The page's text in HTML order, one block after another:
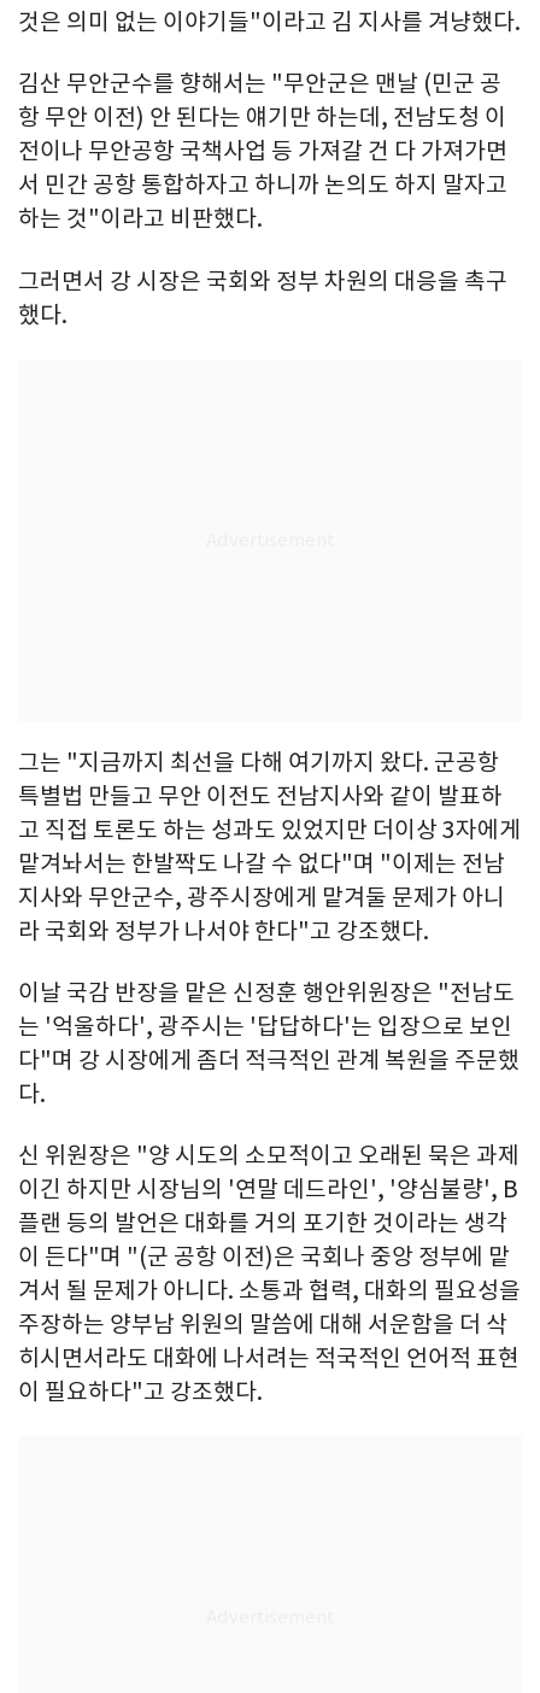
것은 의미 없는 이야기들"이라고 김 지사를 겨냥했다.
김산 무안군수를 향해서는 "무안군은 맨날 (민군 공
항 무안 이전) 안 된다는 얘기만 하는데, 전남도청 이
전이나 무안공항 국책사업 등 가져갈 건 다 가져가면
서 민간 공항 통합하자고 하니까 논의도 하지 말자고
하는 것"이라고 비판했다.
그러면서 강 시장은 국회와 정부 차원의 대응을 촉구
했다.
그는 "지금까지 최선을 다해 여기까지 왔다. 군공항
특별법 만들고 무안 이전도 전남지사와 같이 발표하
고 직접 토론도 하는 성과도 있었지만 더이상 3자에게
맡겨놔서는 한발짝도 나갈 수 없다"며 "이제는 전남
지사와 무안군수, 광주시장에게 맡겨둘 문제가 아니
라 국회와 정부가 나서야 한다"고 강조했다.
이날 국감 반장을 맡은 신정훈 행안위원장은 "전남도
는 '억울하다', 광주시는 '답답하다'는 입장으로 보인
다"며 강 시장에게 좀더 적극적인 관계 복원을 주문했
다.
신 위원장은 "양 시도의 소모적이고 오래된 묵은 과제
이긴 하지만 시장님의 '연말 데드라인', '양심불량', B
플랜 등의 발언은 대화를 거의 포기한 것이라는 생각
이 든다"며 "(군 공항 이전)은 국회나 중앙 정부에 맡
겨서 될 문제가 아니다. 소통과 협력, 대화의 필요성을
주장하는 양부남 위원의 말씀에 대해 서운함을 더 삭
히시면서라도 대화에 나서려는 적국적인 언어적 표현
이 필요하다"고 강조했다.